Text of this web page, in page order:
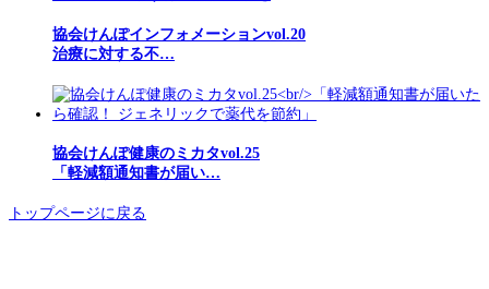
協会けんぽインフォメーションvol.20
治療に対する不…
協会けんぽ健康のミカタvol.25
「軽減額通知書が届い…
トップページに戻る